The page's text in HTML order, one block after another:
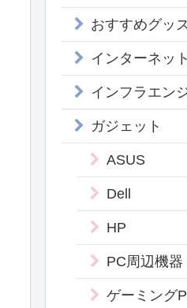
おすすめグッ
インターネッ
インフラエン
ガジェット
ASUS
Dell
HP
PC周辺機
ゲーミング